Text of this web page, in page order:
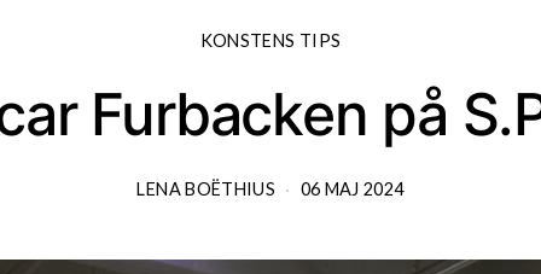
KONSTENS TIPS
Furbacken på
LENA BOËTHIUS 06 MAJ 2024